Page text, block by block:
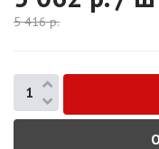
5 416р.